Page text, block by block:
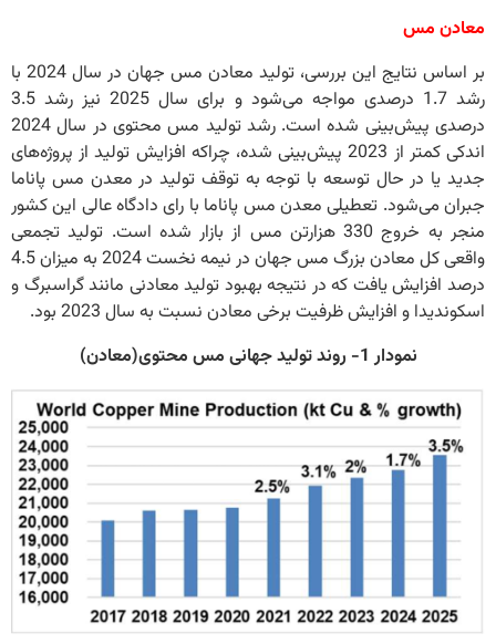
معادن مس
بر اساس نتایج این بررسی، تولید معادن مس جهان در سال 2024 با
رشد 1.7 درصدی مواجه می‌شود و برای سال 2025 نیز رشد 3.5
درصدی پیش‌بینی شده است. رشد تولید مس محتوی در سال 2024
اندکی کمتر از 2023 پیش‌بینی شده، چراکه افزایش تولید از پروژه‌های
جدید یا در حال توسعه با توجه به توقف تولید در معدن مس پاناما
جبران می‌شود. تعطیلی معدن مس پاناما با رای دادگاه عالی این کشور
منجر به خروج 330 هزارتن مس از بازار شده است. تولید تجمعی
واقعی کل معادن بزرگ مس جهان در نیمه نخست 2024 به میزان 4.5
درصد افزایش یافت که در نتیجه بهبود تولید معادنی مانند گراسبرگ و
اسکوندیدا و افزایش ظرفیت برخی معادن نسبت به سال 2023 بود.
نمودار 1- روند تولید جهانی مس محتوی(معادن)